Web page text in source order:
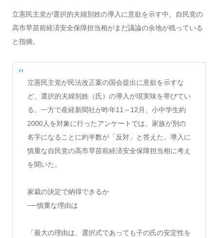
立憲民主党が選択的夫婦別姓の導入に意欲を示す中、自民党の
高市早苗前経済安全保障担当相がまだ議論の余地が残っている
と指摘。
立憲民主党が民法改正案の国会提出に意欲を示すな
ど、選択的夫婦別姓（氏）の導入が現実味を帯びてい
る。一方で産経新聞社が昨年11～12月、小中学生約
2000人を対象に行ったアンケートでは、家族が別の
名字になることに約半数が「反対」と答えた。導入に
慎重な自民党の高市早苗前経済安全保障担当相に考え
を聞いた。
家裁の決定で納得できるか
──慎重な理由は
「最大の理由は、選択式であっても子の氏の安定性を